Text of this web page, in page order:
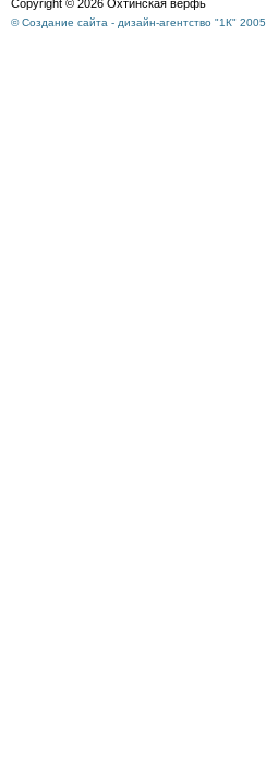
Copyright © 2026 Охтинская верфь
© Создание сайта - дизайн-агентство "1К" 2005